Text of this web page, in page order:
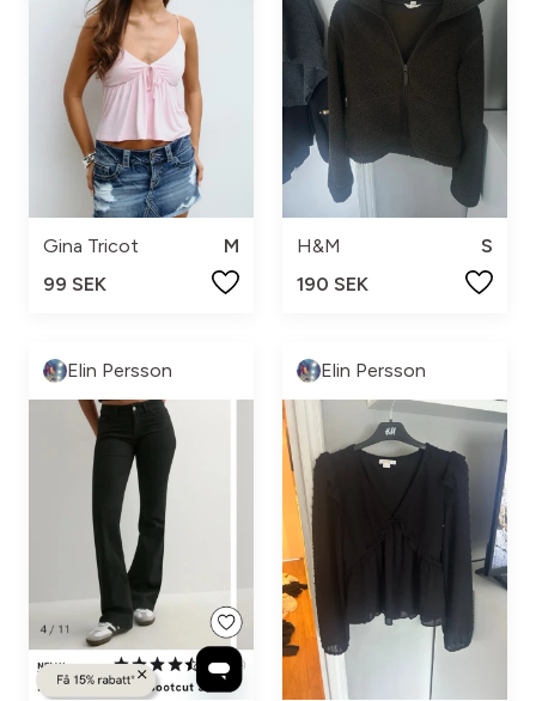
Gina Tricot
M
99 SEK
H&M
S
190 SEK
Elin Persson Elin Persson